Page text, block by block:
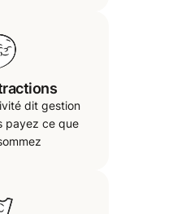
dit gestion
payez ce que